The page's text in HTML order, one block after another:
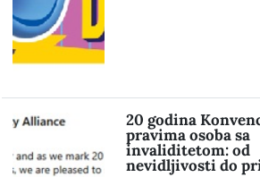
20 godina
pravima osoba sa
invaliditetom: od
nevidljivosti do